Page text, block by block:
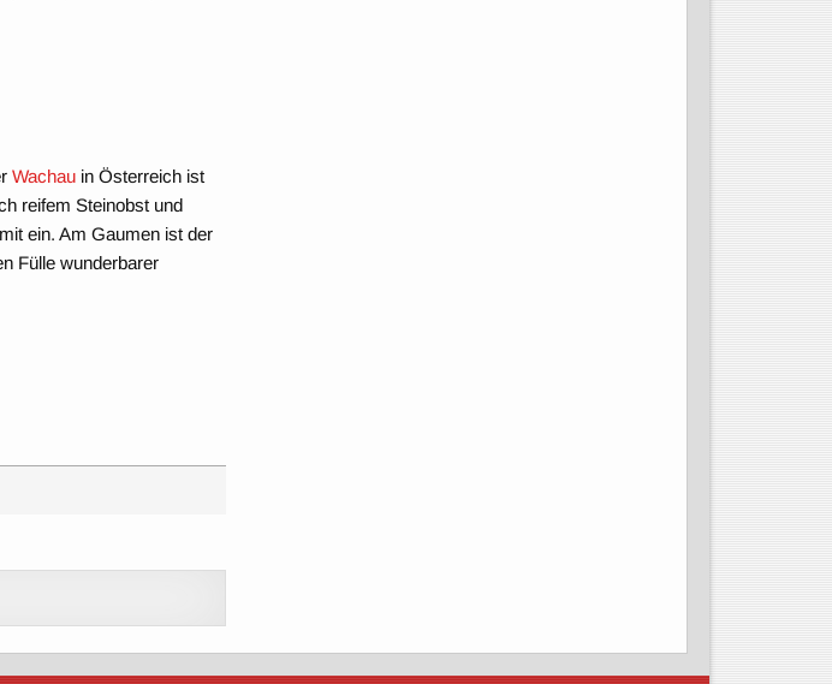
Wachau in Österreich ist
reifem Steinobst und
ein. Am Gaumen ist der
Fülle wunderbarer